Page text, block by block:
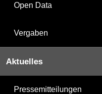
Open Data
Vergaben
Aktuelles
Pressemitteilungen